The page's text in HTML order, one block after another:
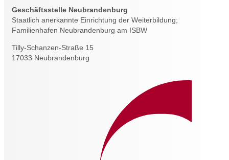
Geschäftsstelle Neubrandenburg
Staatlich anerkannte Einrichtung der Weiterbildung;
Familienhafen Neubrandenburg am ISBW
Tilly-Schanzen-Straße 15
17033 Neubrandenburg